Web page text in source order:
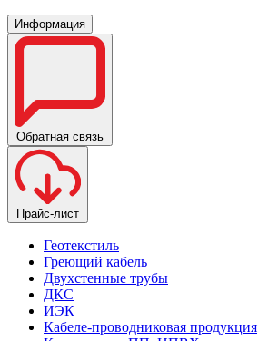
Информация
Обратная связь
Прайс-лист
Геотекстиль
Греющий кабель
Двухстенные трубы
ДКС
ИЭК
Кабеле-проводниковая продукция